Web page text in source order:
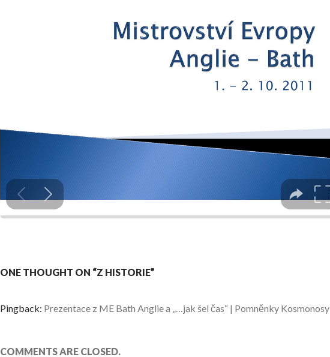
ONE THOUGHT ON “Z HISTORIE”
Pingback: Prezentace z ME Bath Anglie a „…jak šel čas“ | Pomněnky Kosmonosy
COMMENTS ARE CLOSED.